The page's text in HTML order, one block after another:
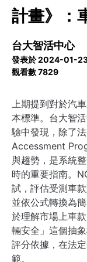
計畫》：
台大智活中心
發表於 2024-01-
觀看數 7829
上期提到對於汽
本標準。台大智
驗中發現，除了
Accessment
與趨勢，是系統
時的重要指南。
試，評估受測車
並依公式轉換為
於理解市場上車
輛安全」這個抽
評分依據，在法
範。